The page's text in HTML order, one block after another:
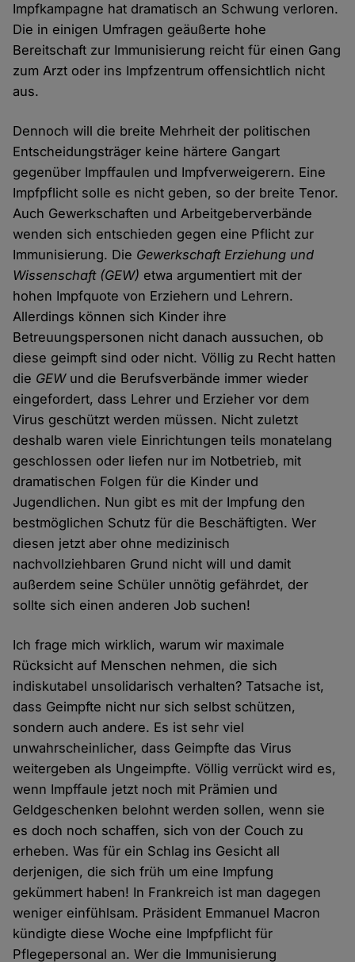
Impfkampagne hat dramatisch an Schwung verloren.
Die in einigen Umfragen geäußerte hohe
Bereitschaft zur Immunisierung reicht für einen Gang
zum Arzt oder ins Impfzentrum offensichtlich nicht
aus.
Dennoch will die breite Mehrheit der politischen
Entscheidungsträger keine härtere Gangart
gegenüber Impffaulen und Impfverweigerern. Eine
Impfpflicht solle es nicht geben, so der breite Tenor.
Auch Gewerkschaften und Arbeitgeberverbände
wenden sich entschieden gegen eine Pflicht zur
Immunisierung. Die Gewerkschaft Erziehung und
Wissenschaft (GEW) etwa argumentiert mit der
hohen Impfquote von Erziehern und Lehrern.
Allerdings können sich Kinder ihre
Betreuungspersonen nicht danach aussuchen, ob
diese geimpft sind oder nicht. Völlig zu Recht hatten
die GEWund die Berufsverbände immer wieder
eingefordert, dass Lehrer und Erzieher vor dem
Virus geschützt werden müssen. Nicht zuletzt
deshalb waren viele Einrichtungen teils monatelang
geschlossen oder liefen nur im Notbetrieb, mit
dramatischen Folgen für die Kinder und
Jugendlichen. Nun gibt es mit der Impfung den
bestmöglichen Schutz für die Beschäftigten. Wer
diesen jetzt aber ohne medizinisch
nachvollziehbaren Grund nicht will und damit
außerdem seine Schüler unnötig gefährdet, der
sollte sich einen anderen Job suchen!
Ich frage mich wirklich, warum wir maximale
Rücksicht auf Menschen nehmen, die sich
indiskutabel unsolidarisch verhalten? Tatsache ist,
dass Geimpfte nicht nur sich selbst schützen,
sondern auch andere. Es ist sehr viel
unwahrscheinlicher, dass Geimpfte das Virus
weitergeben als Ungeimpfte. Völlig verrückt wird es,
wenn Impffaule jetzt noch mit Prämien und
Geldgeschenken belohnt werden sollen, wenn sie
es doch noch schaffen, sich von der Couch zu
erheben. Was für ein Schlag ins Gesicht all
derjenigen, die sich früh um eine Impfung
gekümmert haben! In Frankreich ist man dagegen
weniger einfühlsam. Präsident Emmanuel Macron
kündigte diese Woche eine Impfpflicht für
Pflegepersonal an. Wer die Immunisierung